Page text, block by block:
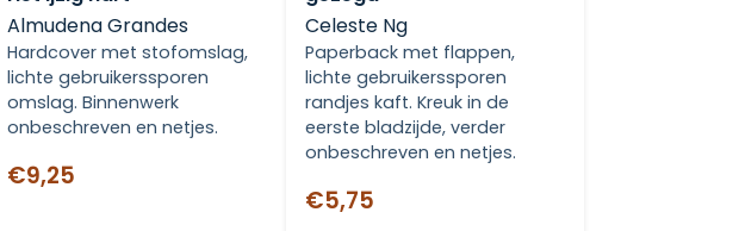
Almudena Grandes
Hardcover met stofomslag,
lichte gebruikerssporen
omslag. Binnenwerk
onbeschreven en netjes.
€9,25
Celeste Ng
Paperback met flappen,
lichte gebruikerssporen
randjes kaft. Kreuk in de
eerste bladzijde, verder
onbeschreven en netjes.
€5,75